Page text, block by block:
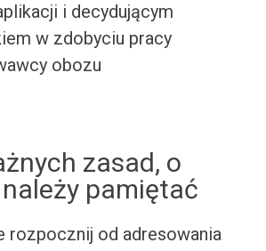
i decydującym
w zdobyciu pracy
obozu
zasad, o
pamiętać
rozpocznij od adresowania